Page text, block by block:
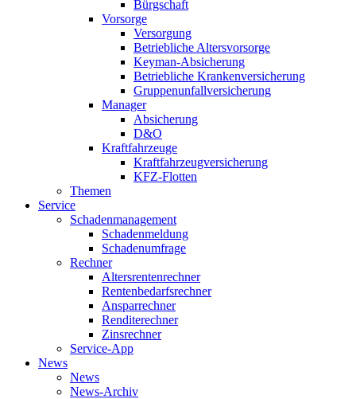
Bürgschaft
Vorsorge
Versorgung
Betriebliche Altersvorsorge
Keyman-Absicherung
Betriebliche Krankenversicherung
Gruppenunfallversicherung
Manager
Absicherung
D&O
Kraftfahrzeuge
Kraftfahrzeugversicherung
KFZ-Flotten
Themen
Service
Schadenmanagement
Schadenmeldung
Schadenumfrage
Rechner
Altersrentenrechner
Rentenbedarfsrechner
Ansparrechner
Renditerechner
Zinsrechner
Service-App
News
News
News-Archiv